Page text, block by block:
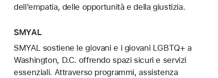
dell’empatia, delle opportunità e della giustizia.
SMYAL
SMYAL sostiene le giovani e i giovani LGBTQ+ a
Washington, D.C. offrendo spazi sicuri e servizi
essenziali. Attraverso programmi, assistenza